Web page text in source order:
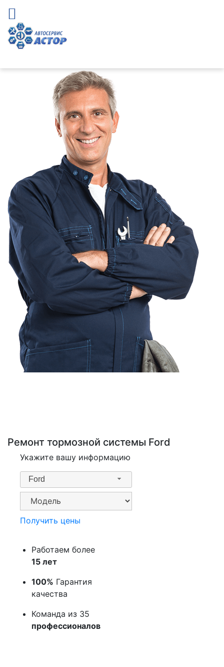
Ремонт тормозной системы Ford
Укажите вашу информацию
Ford
Получить цены
Работаем более
15 лет
100% Гарантия
качества
Команда из 35
профессионалов